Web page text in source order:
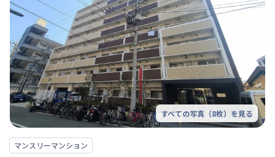
すべての写真（8枚）を見る
マンスリーマンション